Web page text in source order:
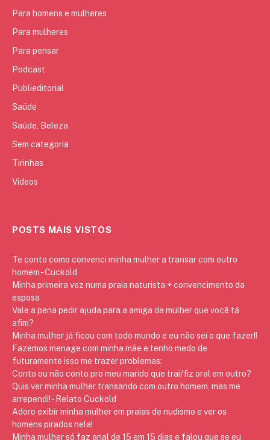
Para homens e mulheres
Para mulheres
Para pensar
Podcast
Publieditorial
Saúde
Saúde, Beleza
Sem categoria
Tirinhas
Vídeos
POSTS MAIS VISTOS
Te conto como convenci minha mulher a transar com outro
homem - Cuckold
Minha primeira vez numa praia naturista + convencimento da
esposa
Vale a pena pedir ajuda para a amiga da mulher que você tá
afim?
Minha mulher já ficou com todo mundo e eu não sei o que fazer!!
Fazemos menage com minha mãe e tenho medo de
futuramente isso me trazer problemas:
Conto ou não conto pro meu marido que trai/fiz oral em outro?
Quis ver minha mulher transando com outro homem, mas me
arrependi! - Relato Cuckold
Adoro exibir minha mulher em praias de nudismo e ver os
homens pirados nela!
Minha mulher só faz anal de 15 em 15 dias e falou que se eu